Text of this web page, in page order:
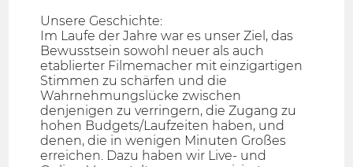
Unsere Geschichte:
Im Laufe der Jahre war es unser Ziel, das
Bewusstsein sowohl neuer als auch
etablierter Filmemacher mit einzigartigen
Stimmen zu schärfen und die
Wahrnehmungslücke zwischen
denjenigen zu verringern, die Zugang zu
hohen Budgets/Laufzeiten haben, und
denen, die in wenigen Minuten Großes
erreichen. Dazu haben wir Live- und